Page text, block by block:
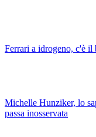
Ferrari a idrogeno, c'è il
Michelle Hunziker, lo
passa inosservata